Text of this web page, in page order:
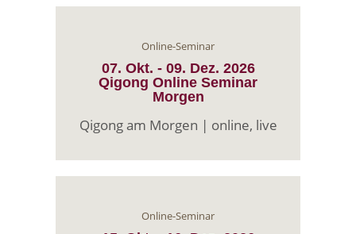
Online-Seminar
07. Okt. -09. Dez. 2026
Qigong Online Seminar
Morgen
Qigong am Morgen | online, live
Online-Seminar